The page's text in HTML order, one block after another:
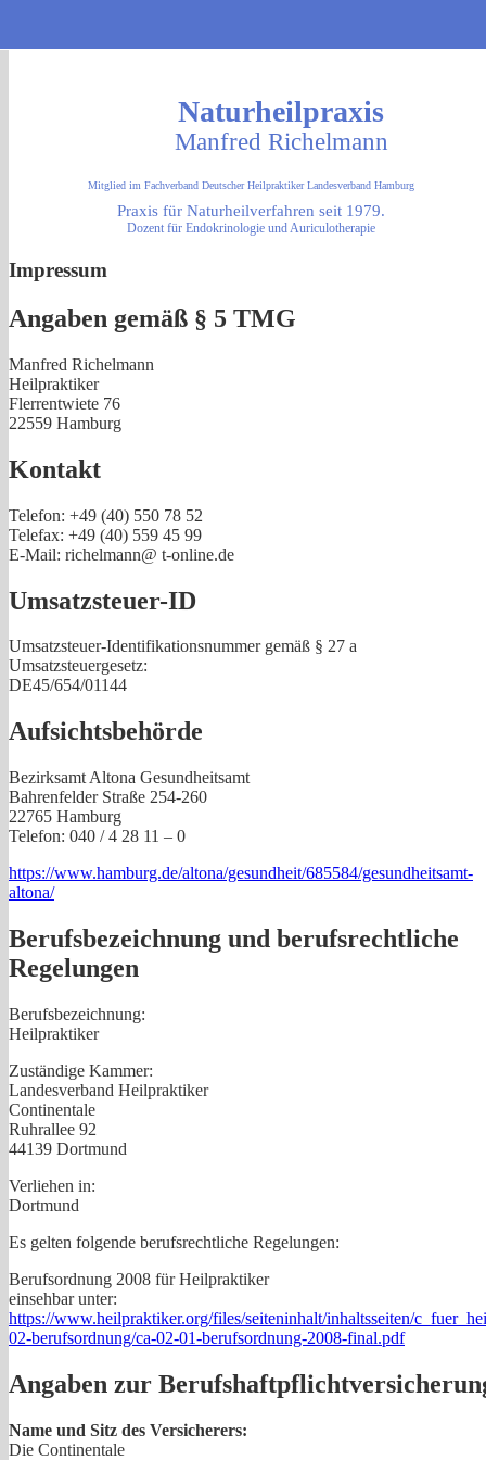
Naturheilpraxis
Manfred Richelmann
Mitglied im Fachverband Deutscher Heilpraktiker Landesverband Hamburg
Praxis für Naturheilverfahren seit 1979.
Dozent für Endokrinologie und Auriculotherapie
Impressum
Angaben gemäß § 5 TMG
Manfred Richelmann
Heilpraktiker
Flerrentwiete 76
22559 Hamburg
Kontakt
Telefon: +49 (40) 550 78 52
Telefax: +49 (40) 559 45 99
E-Mail: richelmann@ t-online.de
Umsatzsteuer-ID
Umsatzsteuer-Identifikationsnummer gemäß § 27 a
Umsatzsteuergesetz:
DE45/654/01144
Aufsichtsbehörde
Bezirksamt Altona Gesundheitsamt
Bahrenfelder Straße 254-260
22765 Hamburg
Telefon: 040 / 4 28 11 – 0
https://www.hamburg.de/altona/gesundheit/685584/gesundheitsamt-
altona/
Berufsbezeichnung und berufsrechtliche
Regelungen
Berufsbezeichnung:
Heilpraktiker
Zuständige Kammer:
Landesverband Heilpraktiker
Continentale
Ruhrallee 92
44139 Dortmund
Verliehen in:
Dortmund
Es gelten folgende berufsrechtliche Regelungen:
Berufsordnung 2008 für Heilpraktiker
einsehbar unter:
https://www.heilpraktiker.org/files/seiteninhalt/inhaltsseiten/
02-berufsordnung/ca-02-01-berufsordnung-2008-final.pdf
Angaben zur
Name und Sitz des Versicherers:
Die Continentale